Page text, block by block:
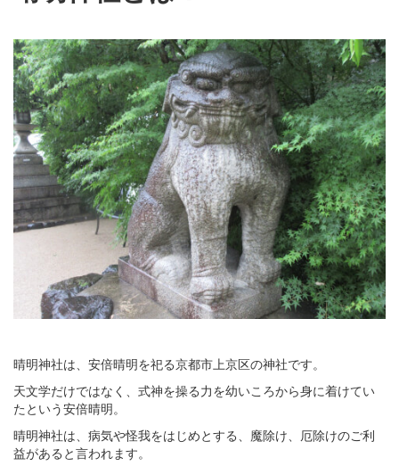
晴明神社は、安倍晴明を祀る京都市上京区の神社です。
天文学だけではなく、式神を操る力を幼いころから身に着けてい
たという安倍晴明。
晴明神社は、病気や怪我をはじめとする、魔除け、厄除けのご利
益があると言われます。